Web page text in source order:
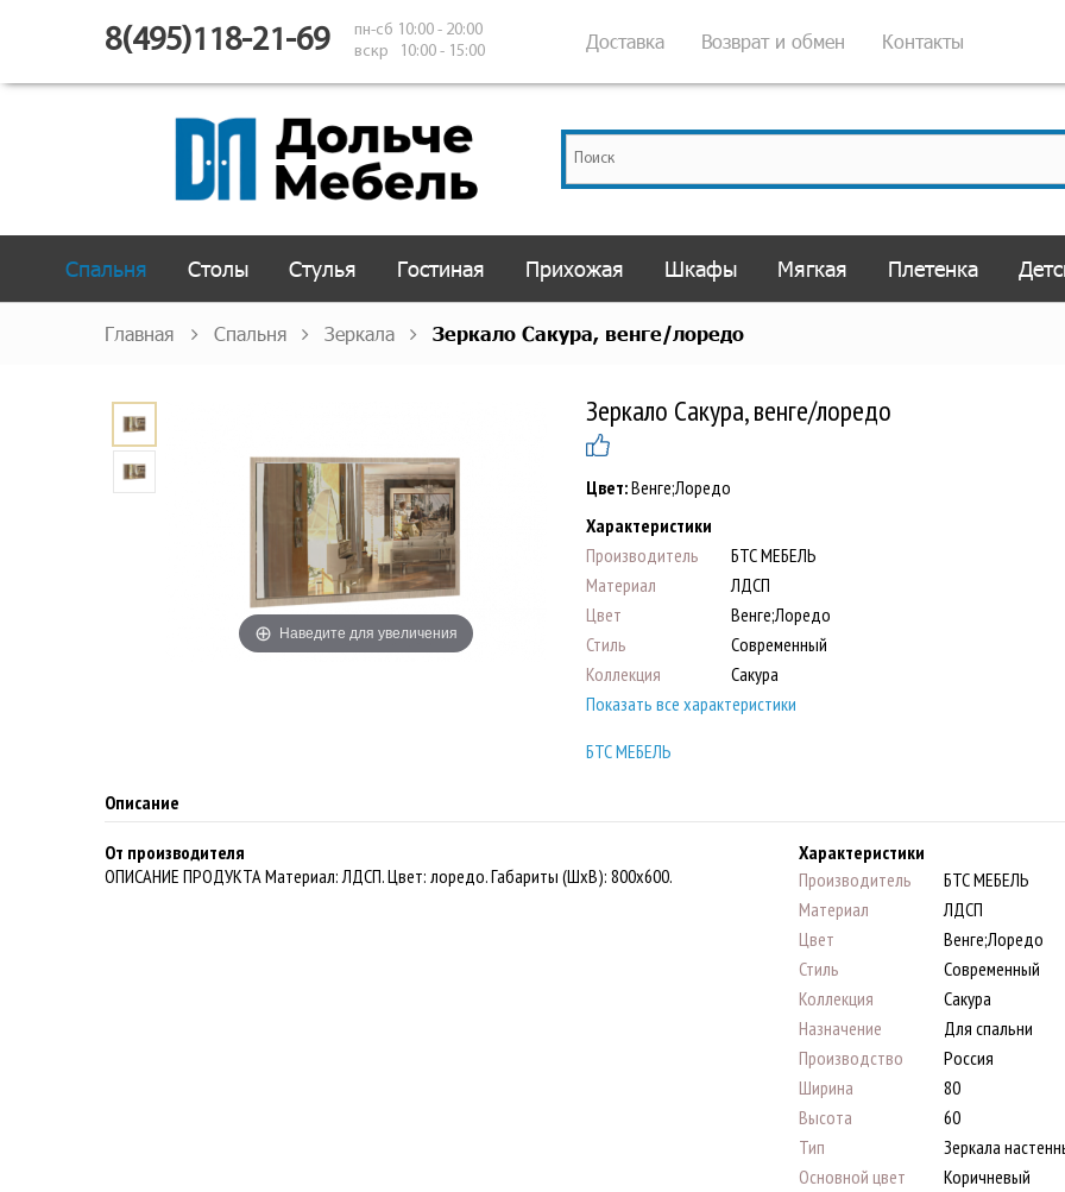
8(495)118-21-69
пн-сб 10:00 - 20:00
вскр 10:00 - 15:00
Доставка Возврат и обмен Контакты
Спальня Столы Стулья Гостиная Прихожая Шкафы Мягкая Плетенка
Главная Спальня Зеркала Зеркало Сакура, венге/лоредо
Наведите для увеличения
Зеркало Сакура, венге/лоредо
Цвет:Венге;Лоредо
Характеристики
Производитель
БТС МЕБЕЛЬ
Материал
ЛДСП
Цвет
Венге;Лоредо
Стиль
Современный
Коллекция
Сакура
Показать все характеристики
БТС МЕБЕЛЬ
Описание
От производителя
ОПИСАНИЕ ПРОДУКТА Материал: ЛДСП. Цвет: лоредо. Габариты (ШхВ): 800х600.
Характеристики
Производитель
БТС МЕБЕЛЬ
Материал
ЛДСП
Цвет
Венге;Лоредо
Стиль
Современный
Коллекция
Сакура
Назначение
Для спальни
Производство
Россия
Ширина
80
Высота
60
Тип
Зеркала
Основной цвет
Коричневый